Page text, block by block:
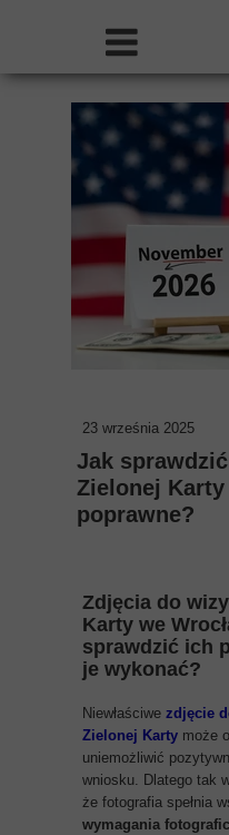
23 września 2025
Jak
Zielonej
poprawne?
Zdjęcia do
Karty we
sprawdzić ich
je wykonać?
Niewłaściwe zdjęcie
Zielonej Karty może
uniemożliwić
wniosku. Dlatego tak
że fotografia spełnia
wymagania